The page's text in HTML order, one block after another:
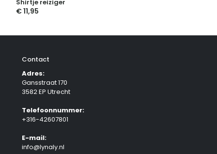
Shirtje reiziger
€11,95
Contact
Adres:
Gansstraat 170
3582 EP Utrecht
Telefoonnummer:
+316-42607801
E-mail:
info@lynaly.nl